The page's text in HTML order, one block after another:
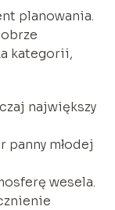
planowania.
kategorii,
największy
młodej
wesela.